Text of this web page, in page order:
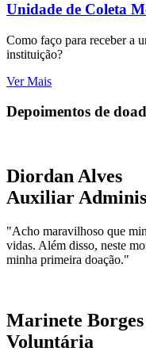
Unidade de Coleta
Como faço para receber a
instituição?
Ver Mais
Depoimentos de
Diordan Alves
Auxiliar
"Acho maravilhoso que
vidas. Além disso, neste
minha primeira doação."
Marinete Borges
Voluntária